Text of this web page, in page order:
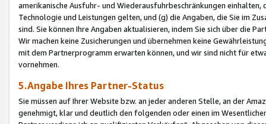
amerikanische Ausfuhr- und Wiederausfuhrbeschränkungen
Technologie und Leistungen gelten, und (g) die Angaben, die Sie im
sind. Sie können Ihre Angaben aktualisieren, indem Sie sich über die
Wir machen keine Zusicherungen und übernehmen keine
mit dem Partnerprogramm erwarten können, und wir sind nicht für
vornehmen.
5.Angabe Ihres Partner-Status
Sie müssen auf Ihrer Website bzw. an jeder anderen Stelle, an der
genehmigt, klar und deutlich den folgenden oder einen im